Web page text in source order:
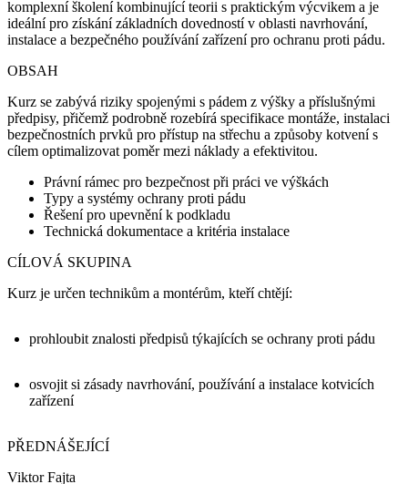
komplexní školení kombinující teorii s praktickým výcvikem a je
ideální pro získání základních dovedností v oblasti navrhování,
instalace a bezpečného používání zařízení pro ochranu proti pádu.
OBSAH
Kurz se zabývá riziky spojenými s pádem z výšky a příslušnými
předpisy, přičemž podrobně rozebírá specifikace montáže, instalaci
bezpečnostních prvků pro přístup na střechu a způsoby kotvení s
cílem optimalizovat poměr mezi náklady a efektivitou.
Právní rámec pro bezpečnost při práci ve výškách
Typy a systémy ochrany proti pádu
Řešení pro upevnění k podkladu
Technická dokumentace a kritéria instalace
CÍLOVÁ SKUPINA
Kurz je určen technikům a montérům, kteří chtějí:
prohloubit znalosti předpisů týkajících se ochrany proti pádu
osvojit si zásady navrhování, používání a instalace kotvicích
zařízení
PŘEDNÁŠEJÍCÍ
Viktor Fajta